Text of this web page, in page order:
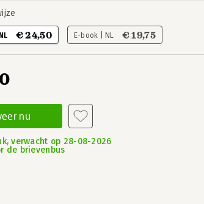
€ 24,50 E-book | NL € 19,75
nu
verwacht op 28-08-2026
de brievenbus